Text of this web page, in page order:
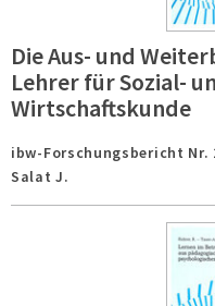
Die Aus- und
Lehrer für Sozial-
Wirtschaftskunde
ibw-Forschungsbericht Nr.
Salat J.